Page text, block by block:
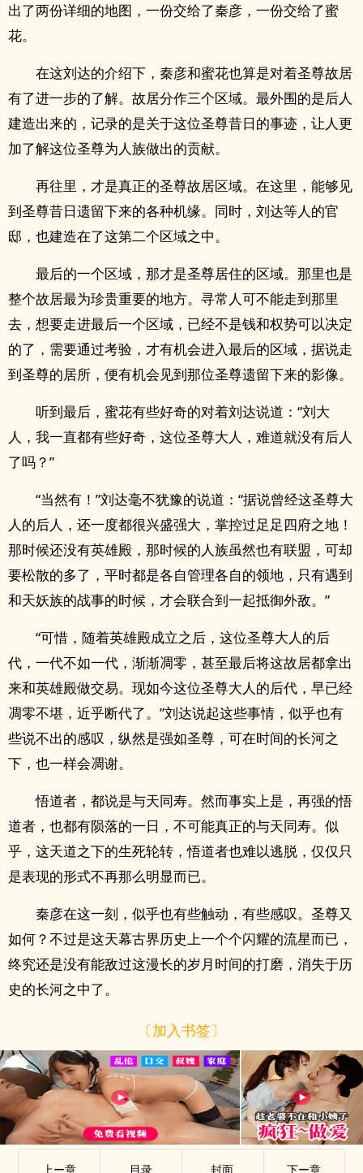
出了两份详细的地图，一份交给了秦彦，一份交给了蜜
花。
在这刘达的介绍下，秦彦和蜜花也算是对着圣尊故居
有了进一步的了解。故居分作三个区域。最外围的是后人
建造出来的，记录的是关于这位圣尊昔日的事迹，让人更
加了解这位圣尊为人族做出的贡献。
再往里，才是真正的圣尊故居区域。在这里，能够见
到圣尊昔日遗留下来的各种机缘。同时，刘达等人的官
邸，也建造在了这第二个区域之中。
最后的一个区域，那才是圣尊居住的区域。那里也是
整个故居最为珍贵重要的地方。寻常人可不能走到那里
去，想要走进最后一个区域，已经不是钱和权势可以决定
的了，需要通过考验，才有机会进入最后的区域，据说走
到圣尊的居所，便有机会见到那位圣尊遗留下来的影像。
听到最后，蜜花有些好奇的对着刘达说道：“刘大
人，我一直都有些好奇，这位圣尊大人，难道就没有后人
了吗？”
“当然有！”刘达毫不犹豫的说道：“据说曾经这圣尊大
人的后人，还一度都很兴盛强大，掌控过足足四府之地！
那时候还没有英雄殿，那时候的人族虽然也有联盟，可却
要松散的多了，平时都是各自管理各自的领地，只有遇到
和天妖族的战事的时候，才会联合到一起抵御外敌。”
“可惜，随着英雄殿成立之后，这位圣尊大人的后
代，一代不如一代，渐渐凋零，甚至最后将这故居都拿出
来和英雄殿做交易。现如今这位圣尊大人的后代，早已经
凋零不堪，近乎断代了。”刘达说起这些事情，似乎也有
些说不出的感叹，纵然是强如圣尊，可在时间的长河之
下，也一样会凋谢。
悟道者，都说是与天同寿。然而事实上是，再强的悟
道者，也都有陨落的一日，不可能真正的与天同寿。似
乎，这天道之下的生死轮转，悟道者也难以逃脱，仅仅只
是表现的形式不再那么明显而已。
秦彦在这一刻，似乎也有些触动，有些感叹。圣尊又
如何？不过是这天幕古界历史上一个个闪耀的流星而已，
终究还是没有能敌过这漫长的岁月时间的打磨，消失于历
史的长河之中了。
〔加入书签〕
上ー章 目录 封面 下ー章